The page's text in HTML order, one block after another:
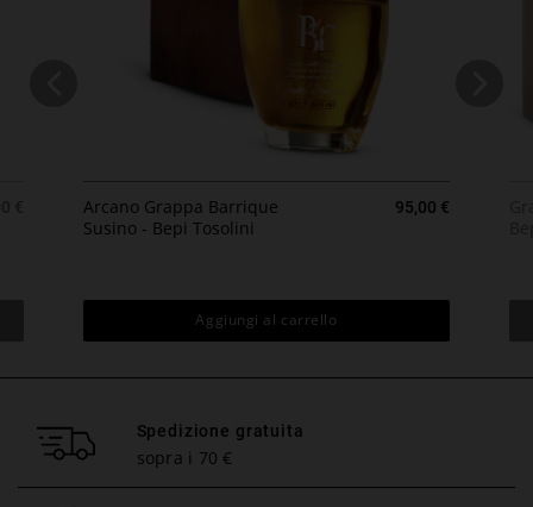
Arcano Grappa Barrique
Susino - Bepi Tosolini
Prezzo
95,00 €
Aggiungi al carrello
Spedizione gratuita
sopra i 70 €